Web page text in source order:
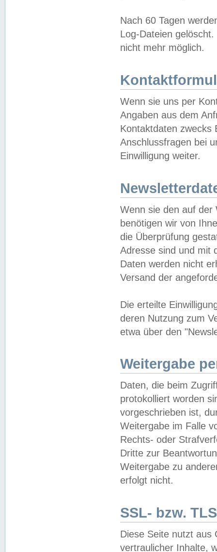
Nach 60 Tagen
Log-Dateien
nicht mehr möglich.
Wenn sie uns per
Angaben aus dem
Kontaktdaten zwecks
Anschlussfragen bei
Einwilligung weiter.
Wenn sie den auf der
benötigen wir von
die Überprüfung
Adresse sind und mit
Daten werden nicht
Versand der
Die erteilte
deren Nutzung zum
etwa über den
Weitergabe
Daten, die beim
protokolliert worden
vorgeschrieben ist,
Weitergabe im Falle
Rechts- oder
Dritte zur
Weitergabe zu
erfolgt nicht.
SSL- bzw.
Diese Seite nutzt aus
vertraulicher Inhalte,